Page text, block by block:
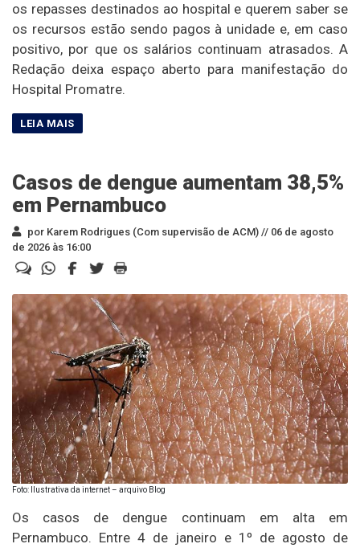
os repasses destinados ao hospital e querem saber se
os recursos estão sendo pagos à unidade e, em caso
positivo, por que os salários continuam atrasados. A
Redação deixa espaço aberto para manifestação do
Hospital Promatre.
Casos de dengue aumentam 38,5%
em Pernambuco
por Karem Rodrigues (Com supervisão de ACM) // 06 de agosto
de 2026 às 16:00
Foto: Ilustrativa da internet – arquivo Blog
Os casos de dengue continuam em alta em
Pernambuco. Entre 4 de janeiro e 1º de agosto de